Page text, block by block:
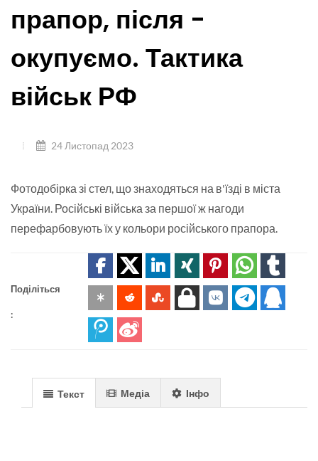
прапор, після -
окупуємо. Тактика
військ РФ
24 Листопад 2023
Фотодобірка зі стел, що знаходяться на в'їзді в міста
України. Російські війська за першої ж нагоди
перефарбовують їх у кольори російського прапора.
Поділіться
:
Текст Медіа Інфо